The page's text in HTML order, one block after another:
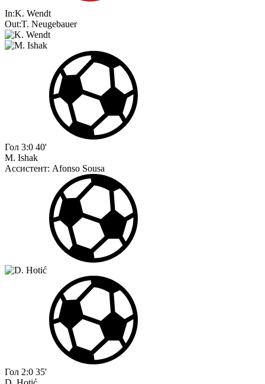
In:K. Wendt
Out:T. Neugebauer
Гол 3:0 40'
M. Ishak
Ассистент: Afonso Sousa
Гол 2:0 35'